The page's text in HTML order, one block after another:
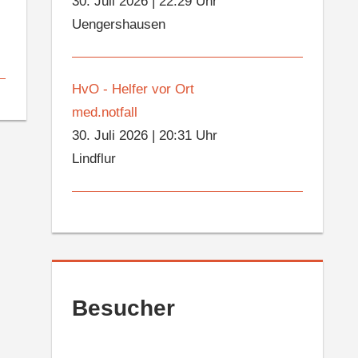
Uengershausen
HvO - Helfer vor Ort
med.notfall
30. Juli 2026 |20:31 Uhr
Lindflur
Besucher